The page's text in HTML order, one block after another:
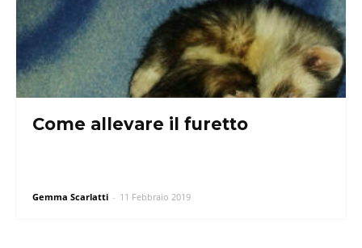
Come allevare il furetto
Gemma Scarlatti - 11 Febbraio 2019